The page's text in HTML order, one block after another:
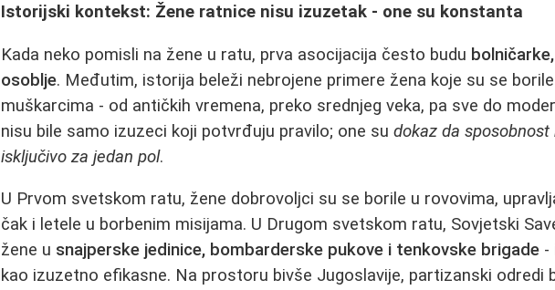
Istorijski kontekst: Žene ratnice nisu izuzetak - one su konstanta
Kada neko pomisli na žene u ratu, prva asocijacija često budu
osoblje. Međutim, istorija beleži nebrojene primere žena koje su se
muškarcima - od antičkih vremena, preko srednjeg veka, pa sve do
nisu bile samo izuzeci koji potvrđuju pravilo; one sudokaz da sposobnost
isključivo za jedan pol.
U Prvom svetskom ratu, žene dobrovoljci su se borile u rovovima,
čak i letele u borbenim misijama. U Drugom svetskom ratu, Sovjetski
žene u snajperske jedinice, bombarderske pukove i tenkovske brigade -
kao izuzetno efikasne. Na prostoru bivše Jugoslavije, partizanski odredi